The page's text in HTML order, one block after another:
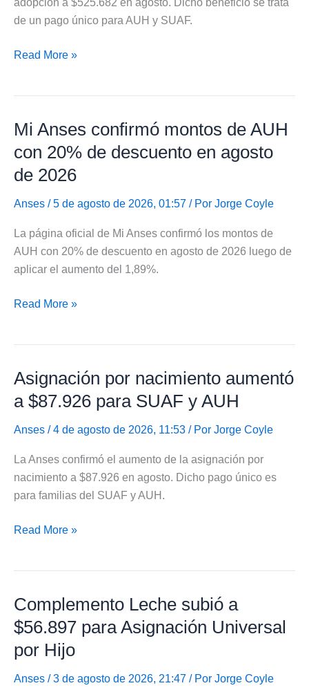
agosto
de
adopción a $525.682 en agosto. Dicho beneficio se trata
de un pago único para AUH y SUAF.
Familias
SUAF
asignación
por
adopción
$525.682
Read More »
Mi Anses confirmó montos de AUH
con 20% de descuento en agosto
de 2026
Anses / 5 de agosto de 2026, 01:57 / Por Jorge Coyle
La página oficial de Mi Anses confirmó los montos de
AUH con 20% de descuento en agosto de 2026 luego de
aplicar el aumento del 1,89%.
Mi
de
AUH
con
20%
descuento
en
agosto
2026
Read More »
Asignación por nacimiento aumentó
a $87.926 para SUAF y AUH
Anses / 4 de agosto de 2026, 11:53 / Por Jorge Coyle
La Anses confirmó el aumento de la asignación por
nacimiento a $87.926 en agosto. Dicho pago único es
para familias del SUAF y AUH.
Asignación
a
$87.926
para
SUAF
y
Read More »
Complemento Leche subió a
$56.897 para Asignación Universal
por Hijo
Anses / 3 de agosto de 2026, 21:47 / Por Jorge Coyle